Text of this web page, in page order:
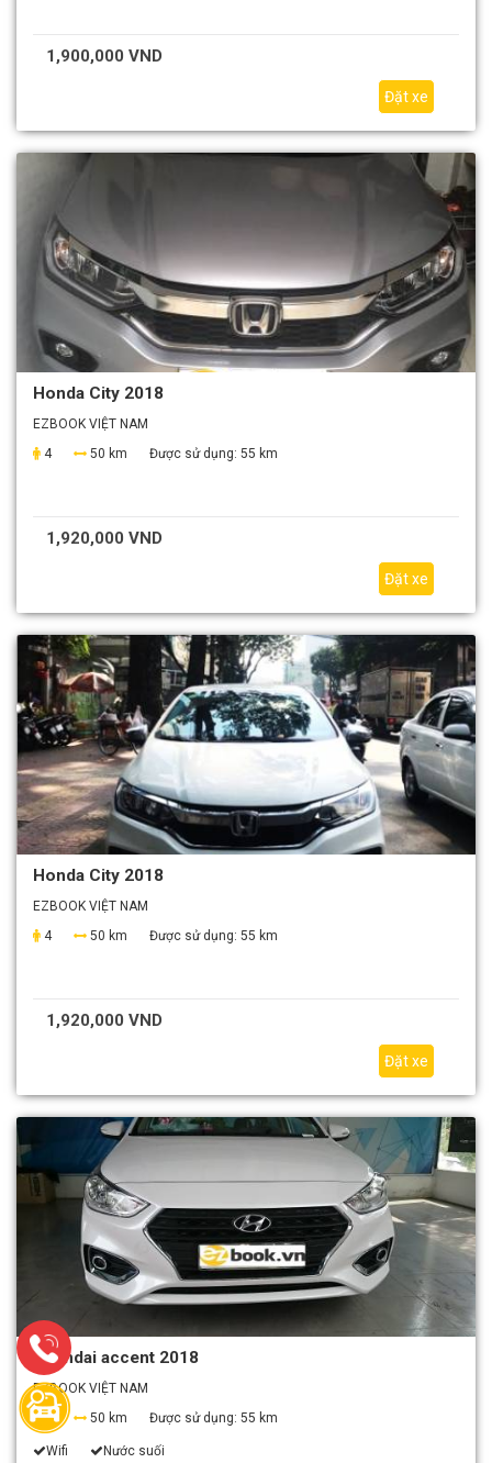
1,900,000 VND
Đặt xe
Honda City 2018
EZBOOK VIỆT NAM
4
50 km Được sử dụng: 55 km
1,920,000 VND
Đặt xe
Honda City 2018
EZBOOK VIỆT NAM
4
50 km Được sử dụng: 55 km
1,920,000 VND
Đặt xe
Hyundai accent 2018
EZBOOK VIỆT NAM
4
50 km Được sử dụng: 55 km
Wifi Nước suối